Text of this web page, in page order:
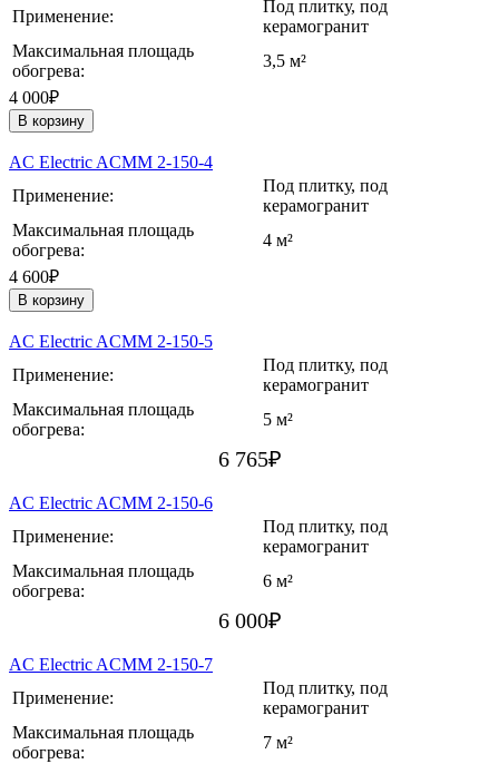
Применение:
Под плитку, под
керамогранит
Максимальная площадь
обогрева:
3,5 м²
4 000₽
В корзину
AC Electric ACMM 2-150-4
Применение:
Под плитку, под
керамогранит
Максимальная площадь
обогрева:
4 м²
4 600₽
В корзину
AC Electric ACMM 2-150-5
Применение:
Под плитку, под
керамогранит
Максимальная площадь
обогрева:
5 м²
6 765₽
AC Electric ACMM 2-150-6
Применение:
Под плитку, под
керамогранит
Максимальная площадь
обогрева:
6 м²
6 000₽
AC Electric ACMM 2-150-7
Применение:
Под плитку, под
керамогранит
Максимальная площадь
обогрева:
7 м²